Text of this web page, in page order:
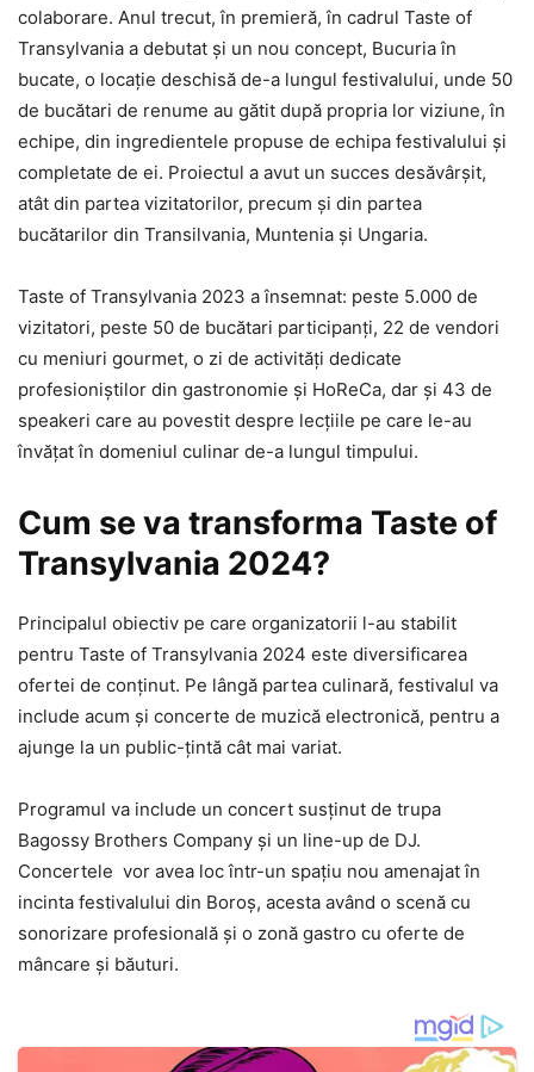
colaborare. Anul trecut, în premieră, în cadrul Taste of
Transylvania a debutat și un nou concept, Bucuria în
bucate, o locație deschisă de-a lungul festivalului, unde 50
de bucătari de renume au gătit după propria lor viziune, în
echipe, din ingredientele propuse de echipa festivalului și
completate de ei. Proiectul a avut un succes desăvârșit,
atât din partea vizitatorilor, precum și din partea
bucătarilor din Transilvania, Muntenia și Ungaria.
Taste of Transylvania 2023 a însemnat: peste 5.000 de
vizitatori, peste 50 de bucătari participanți, 22 de vendori
cu meniuri gourmet, o zi de activități dedicate
profesioniștilor din gastronomie și HoReCa, dar și 43 de
speakeri care au povestit despre lecțiile pe care le-au
învățat în domeniul culinar de-a lungul timpului.
Cum se va transforma Taste of
Transylvania 2024?
Principalul obiectiv pe care organizatorii l-au stabilit
pentru Taste of Transylvania 2024 este diversificarea
ofertei de conținut. Pe lângă partea culinară, festivalul va
include acum și concerte de muzică electronică, pentru a
ajunge la un public-țintă cât mai variat.
Programul va include un concert susținut de trupa
Bagossy Brothers Company și un line-up de DJ.
Concertele vor avea loc într-un spațiu nou amenajat în
incinta festivalului din Boroș, acesta având o scenă cu
sonorizare profesională și o zonă gastro cu oferte de
mâncare și băuturi.